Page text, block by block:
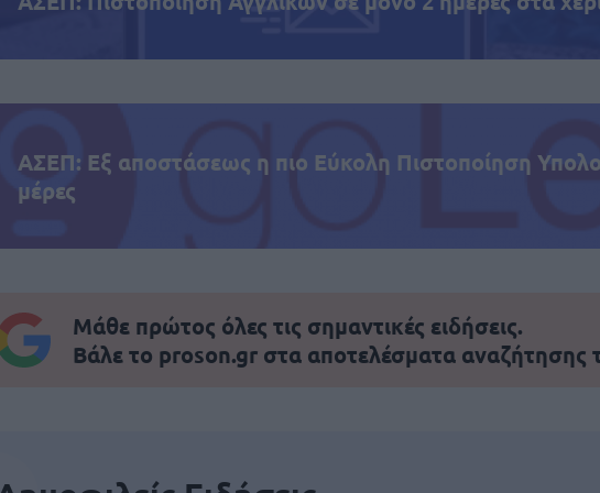
ΑΣΕΠ: Εξ αποστάσεως η πιο Εύκολη Πιστοποίηση
μέρες
Μάθε πρώτος όλες τις σημαντικές ειδήσεις.
Βάλε το proson.gr στα αποτελέσματα αναζήτησης